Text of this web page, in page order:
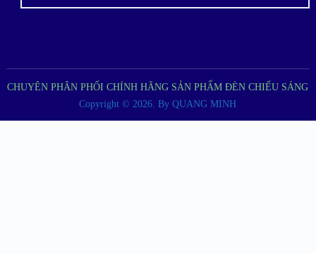
CHUYÊN PHÂN PHỐI CHÍNH HÃNG SẢN PHẨM ĐÈN CHIẾU SÁNG
Copyright © 2026. By QUANG MINH